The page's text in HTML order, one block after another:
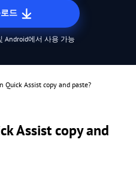
드
Android에서 사용 가능
Quick Assist copy and paste?
Assist copy and